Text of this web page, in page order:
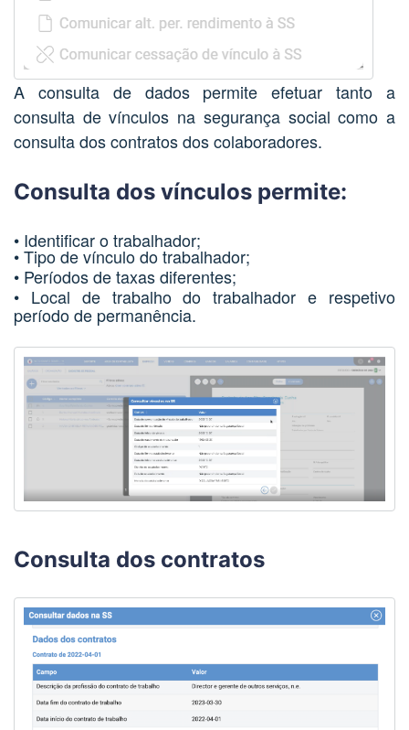
A consulta de dados permite efetuar tanto a
consulta de vínculos na segurança social como a
consulta dos contratos dos colaboradores.
Consulta dos vínculos permite:
• Identificar o trabalhador;
• Tipo de vínculo do trabalhador;
• Períodos de taxas diferentes;
• Local de trabalho do trabalhador e respetivo
período de permanência.
Consulta dos contratos